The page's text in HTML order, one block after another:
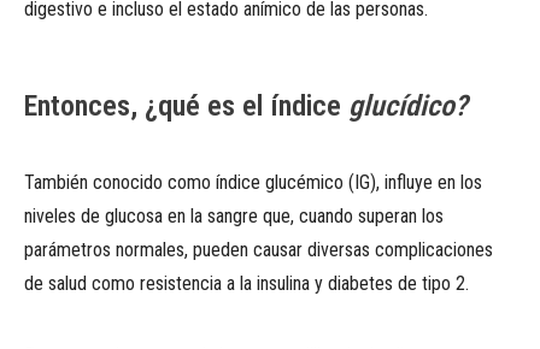
digestivo e incluso el estado anímico de las personas.
Entonces, ¿qué es el índice glucídico?
También conocido como índice glucémico (IG), influye en los
niveles de glucosa en la sangre que, cuando superan los
parámetros normales, pueden causar diversas complicaciones
de salud como resistencia a la insulina y diabetes de tipo 2.